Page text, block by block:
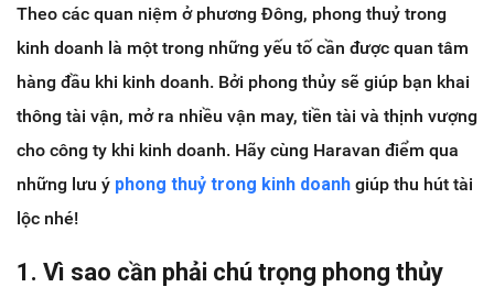
Theo các quan niệm ở phương Đông, phong thuỷ trong
kinh doanh là một trong những yếu tố cần được quan tâm
hàng đầu khi kinh doanh. Bởi phong thủy sẽ giúp bạn khai
thông tài vận, mở ra nhiều vận may, tiền tài và thịnh vượng
cho công ty khi kinh doanh. Hãy cùng Haravan điểm qua
những lưu ý phong thuỷ trong kinh doanh giúp thu hút tài
lộc nhé!
1. Vì sao cần phải chú trọng phong thủy